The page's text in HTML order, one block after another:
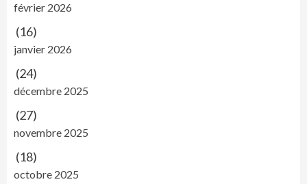
février 2026
(16)
janvier 2026
(24)
décembre 2025
(27)
novembre 2025
(18)
octobre 2025